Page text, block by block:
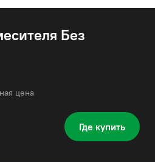
Без
цена
Где купить